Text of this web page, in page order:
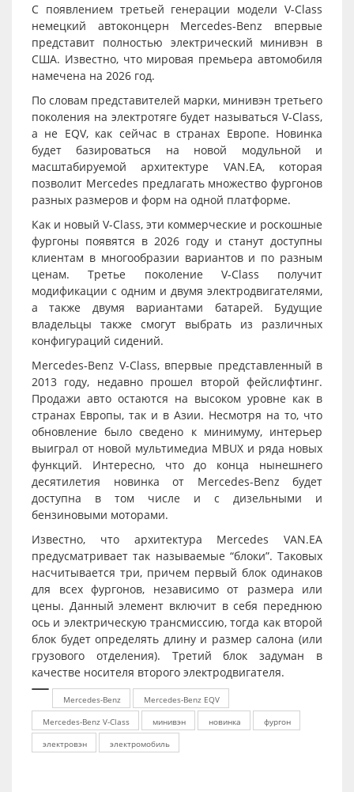
С появлением третьей генерации модели V-Class
немецкий автоконцерн Mercedes-Benz впервые
представит полностью электрический минивэн в
США. Известно, что мировая премьера автомобиля
намечена на 2026 год.
По словам представителей марки, минивэн третьего
поколения на электротяге будет называться V-Class,
а не EQV, как сейчас в странах Европе. Новинка
будет базироваться на новой модульной и
масштабируемой архитектуре VAN.EA, которая
позволит Mercedes предлагать множество фургонов
разных размеров и форм на одной платформе.
Как и новый V-Class, эти коммерческие и роскошные
фургоны появятся в 2026 году и станут доступны
клиентам в многообразии вариантов и по разным
ценам. Третье поколение V-Class получит
модификации с одним и двумя электродвигателями,
а также двумя вариантами батарей. Будущие
владельцы также смогут выбрать из различных
конфигураций сидений.
Mercedes-Benz V-Class, впервые представленный в
2013 году, недавно прошел второй фейслифтинг.
Продажи авто остаются на высоком уровне как в
странах Европы, так и в Азии. Несмотря на то, что
обновление было сведено к минимуму, интерьер
выиграл от новой мультимедиа MBUX и ряда новых
функций. Интересно, что до конца нынешнего
десятилетия новинка от Mercedes-Benz будет
доступна в том числе и с дизельными и
бензиновыми моторами.
Известно, что архитектура Mercedes VAN.EA
предусматривает так называемые “блоки”. Таковых
насчитывается три, причем первый блок одинаков
для всех фургонов, независимо от размера или
цены. Данный элемент включит в себя переднюю
ось и электрическую трансмиссию, тогда как второй
блок будет определять длину и размер салона (или
грузового отделения). Третий блок задуман в
качестве носителя второго электродвигателя.
Mercedes-Benz
Mercedes-Benz EQV
Mercedes-Benz V-Class
минивэн новинка
фургон
электровэн
электромобиль